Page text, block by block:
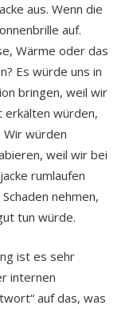
aus. Wenn die
auf.
Wärme oder das
Es würde uns in
bringen, weil wir
erkälten würden,
Wir würden
weil wir bei
rumlaufen
nehmen,
tun würde.
ist es sehr
internen
auf das, was